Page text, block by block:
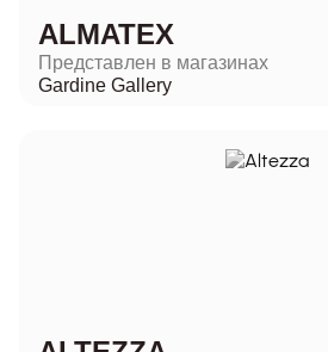
ALMATEX
Представлен в магазинах
Gardine Gallery